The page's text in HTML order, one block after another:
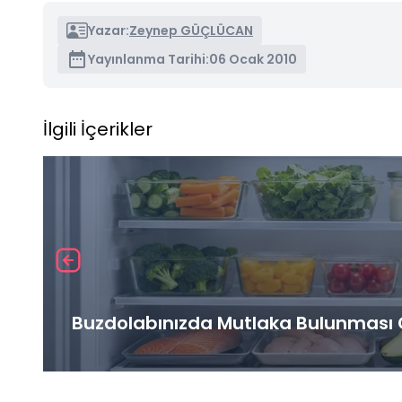
Yazar:Zeynep GÜÇLÜCAN
Yayınlanma Tarihi:06 Ocak 2010
İlgili İçerikler
Buzdolabınızda Mutlaka Bulunması